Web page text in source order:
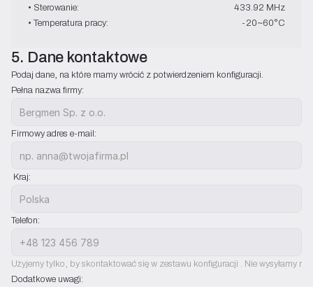
• Sterowanie:
433.92 MHz
• Temperatura pracy:
-20~60°C
5. Dane kontaktowe
Podaj dane, na które mamy wrócić z potwierdzeniem konfiguracji.
Pełna nazwa firmy:
Firmowy adres e-mail:
Kraj:
Telefon:
Użyjemy tylko, by skontaktować się w zestawu konfiguracji . Nie wysyłamy
Dodatkowe uwagi: